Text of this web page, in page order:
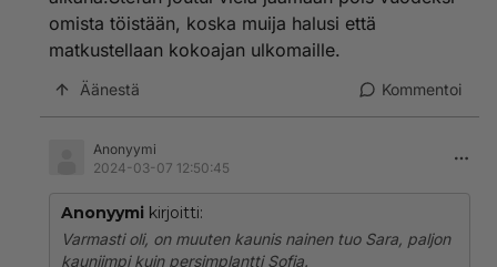
omista töistään, koska muija halusi että
matkustellaan kokoajan ulkomaille.
Äänestä Kommentoi
Anonyymi
2024-03-07 12:50:45
Anonyymi kirjoitti:
Varmasti oli, on muuten kaunis nainen tuo Sara, paljon
kauniimpi kuin persimplantti Sofia.